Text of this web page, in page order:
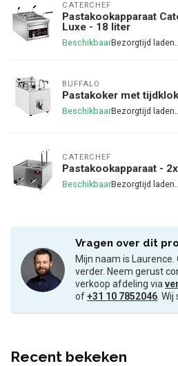
CATERCHEF
Pastakookapparaat
Luxe - 18 liter
Beschikbaar
BUFFALO
Pastakoker met
Beschikbaar
CATERCHEF
Pastakookapparaat -
Beschikbaar
Vragen over dit
Mijn naam is
verder. Neem gerust
verkoop afdeling via
of+31 10 7852046. Wij
Recent bekeken